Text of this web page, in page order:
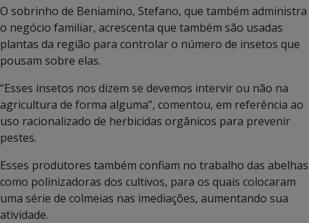
O sobrinho de Beniamino, Stefano, que também administra
o negócio familiar, acrescenta que também são usadas
plantas da região para controlar o número de insetos que
pousam sobre elas.
“Esses insetos nos dizem se devemos intervir ou não na
agricultura de forma alguma”, comentou, em referência ao
uso racionalizado de herbicidas orgânicos para prevenir
pestes.
Esses produtores também confiam no trabalho das abelhas
como polinizadoras dos cultivos, para os quais colocaram
uma série de colmeias nas imediações, aumentando sua
atividade.